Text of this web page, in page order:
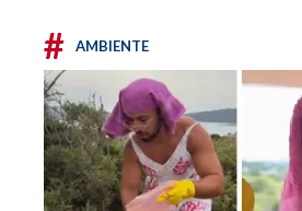
# AMBIENTE